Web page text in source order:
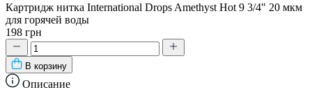
Картридж нитка International Drops Amethyst Hot 9 3/4" 20 мкм
для горячей воды
198 грн
В корзину
Описание